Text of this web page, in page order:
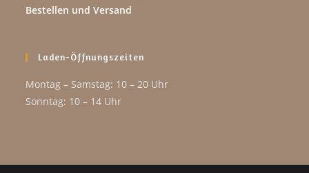
Bestellen und Versand
Laden-Öffnungszeiten
Montag – Samstag: 10 – 20 Uhr
Sonntag: 10 – 14 Uhr